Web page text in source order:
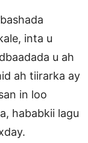
inta u
u ah
ah tiirarka ay
in loo
hababkii lagu